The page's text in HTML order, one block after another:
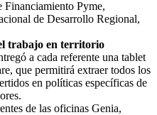
Pyme,
de Desarrollo Regional,
trabajo en territorio
a cada referente una tablet
que permitirá extraer todos los
en políticas específicas de
de las oficinas Genia,